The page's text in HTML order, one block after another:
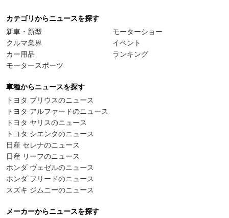
カテゴリからニュースを探す
新車・新型
クルマ業界
カー用品
モータースポーツ
モーターショー
イベント
ランキング
車種からニュースを探す
トヨタ プリウスのニュース
トヨタ アルファードのニュース
トヨタ ヤリスのニュース
トヨタ シエンタのニュース
日産 セレナのニュース
日産 リーフのニュース
ホンダ ヴェゼルのニュース
ホンダ フリードのニュース
スズキ ジムニーのニュース
メーカーからニュースを探す